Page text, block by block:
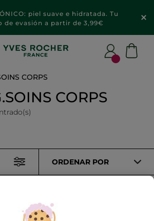
piel suave e hidratada. Tu
de evasión a partir de 3,99€
CORPS
CORPS
ORDENAR POR